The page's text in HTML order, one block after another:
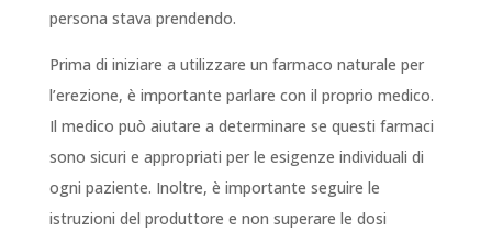
persona stava prendendo.
Prima di iniziare a utilizzare un farmaco naturale per
l’erezione, è importante parlare con il proprio medico.
Il medico può aiutare a determinare se questi farmaci
sono sicuri e appropriati per le esigenze individuali di
ogni paziente. Inoltre, è importante seguire le
istruzioni del produttore e non superare le dosi